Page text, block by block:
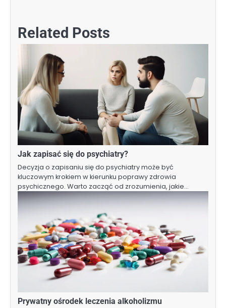
Related Posts
Jak zapisać się do psychiatry?
Decyzja o zapisaniu się do psychiatry może być
kluczowym krokiem w kierunku poprawy zdrowia
psychicznego. Warto zacząć od zrozumienia, jakie…
Prywatny ośrodek leczenia alkoholizmu